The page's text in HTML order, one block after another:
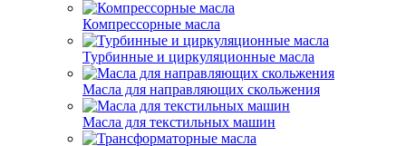
Компрессорные масла
Турбинные и циркуляционные масла
Масла для направляющих скольжения
Масла для текстильных машин